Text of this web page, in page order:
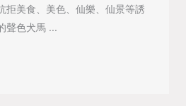
拒美食、美色、仙樂、仙景等誘
聲色犬馬 ...